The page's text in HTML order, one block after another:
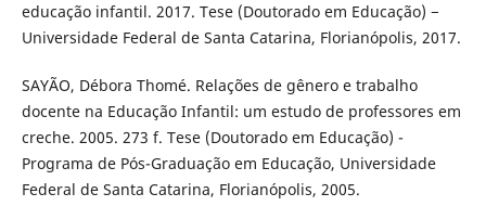
educação infantil. 2017. Tese (Doutorado em Educação) −
Universidade Federal de Santa Catarina, Florianópolis, 2017.
SAYÃO, Débora Thomé. Relações de gênero e trabalho
docente na Educação Infantil: um estudo de professores em
creche. 2005. 273 f. Tese (Doutorado em Educação) -
Programa de Pós-Graduação em Educação, Universidade
Federal de Santa Catarina, Florianópolis, 2005.